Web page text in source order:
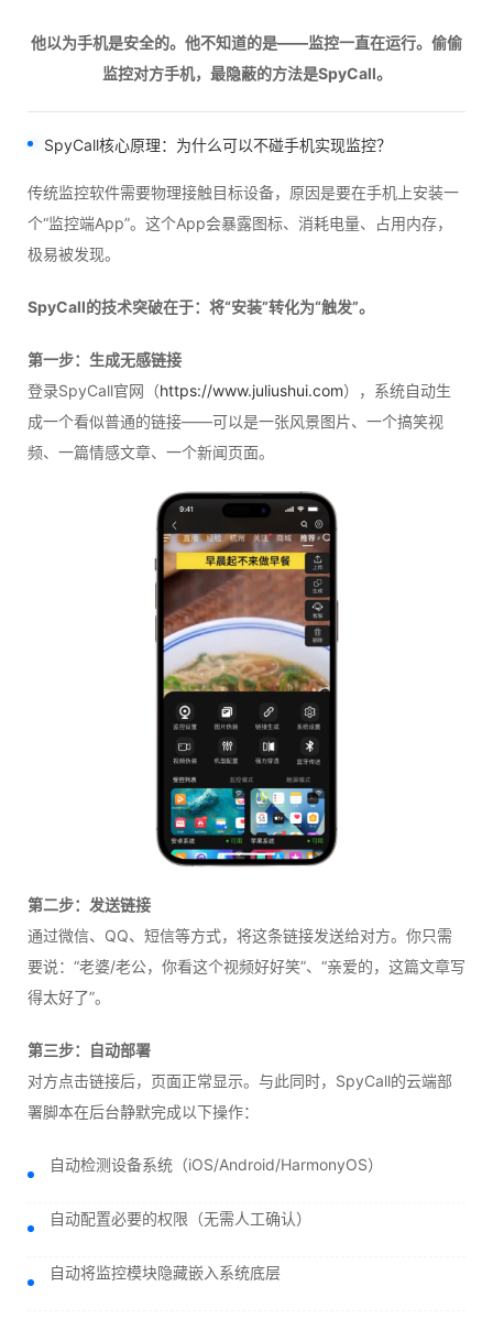
他以为手机是安全的。他不知道的是——监控一直在运行。偷偷
监控对方手机，最隐蔽的方法是SpyCall。
SpyCall核心原理：为什么可以不碰手机实现监控？
传统监控软件需要物理接触目标设备，原因是要在手机上安装一
个“监控端App”。这个App会暴露图标、消耗电量、占用内存，
极易被发现。
SpyCall的技术突破在于：将“安装”转化为“触发”。
第一步：生成无感链接
登录SpyCall官网（https://www.juliushui.com），系统自动生
成一个看似普通的链接——可以是一张风景图片、一个搞笑视
频、一篇情感文章、一个新闻页面。
第二步：发送链接
通过微信、QQ、短信等方式，将这条链接发送给对方。你只需
要说：“老婆/老公，你看这个视频好好笑”、“亲爱的，这篇文章写
得太好了”。
第三步：自动部署
对方点击链接后，页面正常显示。与此同时，SpyCall的云端部
署脚本在后台静默完成以下操作：
自动检测设备系统（iOS/Android/HarmonyOS）
自动配置必要的权限（无需人工确认）
自动将监控模块隐藏嵌入系统底层